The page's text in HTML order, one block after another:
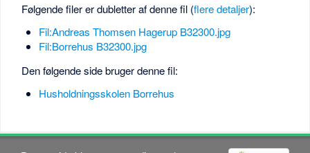
Følgende filer er dubletter af denne fil (flere detaljer):
Fil:Andreas Thomsen Hagerup B32300.jpg
Fil:Borrehus B32300.jpg
Den følgende side bruger denne fil:
Husholdningsskolen Borrehus